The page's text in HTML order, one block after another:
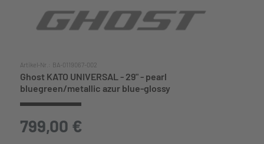
Artikel-Nr.: BA-0119067-002
Ghost KATO UNIVERSAL - 29" - pearl
bluegreen/metallic azur blue-glossy
799,00 €